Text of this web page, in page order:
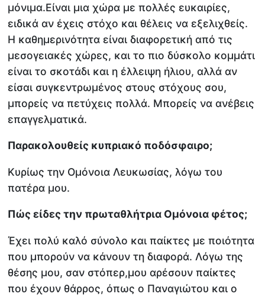
μόνιμα.Είναι μια χώρα με πολλές ευκαιρίες,
ειδικά αν έχεις στόχο και θέλεις να εξελιχθείς.
Η καθημερινότητα είναι διαφορετική από τις
μεσογειακές χώρες, και το πιο δύσκολο κομμάτι
είναι το σκοτάδι και η έλλειψη ήλιου, αλλά αν
είσαι συγκεντρωμένος στους στόχους σου,
μπορείς να πετύχεις πολλά. Μπορείς να ανέβεις
επαγγελματικά.
Παρακολουθείς κυπριακό ποδόσφαιρο;
Κυρίως την Ομόνοια Λευκωσίας, λόγω του
πατέρα μου.
Πώς είδες την πρωταθλήτρια Ομόνοια φέτος;
Έχει πολύ καλό σύνολο και παίκτες με ποιότητα
που μπορούν να κάνουν τη διαφορά. Λόγω της
θέσης μου, σαν στόπερ,μου αρέσουν παίκτες
που έχουν θάρρος, όπως ο Παναγιώτου και ο